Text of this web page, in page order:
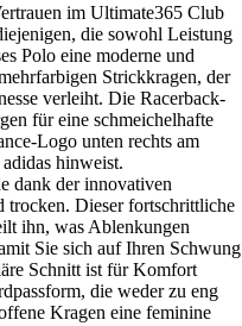
im Ultimate365 Club
die sowohl Leistung
Polo eine moderne und
Strickkragen, der
verleiht. Die Racerback-
für eine schmeichelhafte
Logo unten rechts am
hinweist.
dank der innovativen
Dieser fortschrittliche
ihn, was Ablenkungen
Sie sich auf Ihren Schwung
Schnitt ist für Komfort
die weder zu eng
Kragen eine feminine